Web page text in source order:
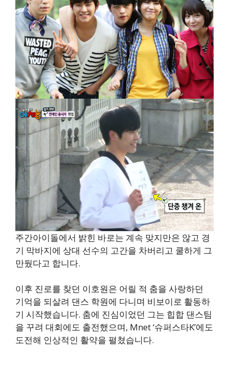
주간아이돌에서 밝힌 바로는 계속 맞지만은 않고 경
기 막바지에 상대 선수의 고간을 차버리고 쿨하게 그
만뒀다고 합니다.
이후 진로를 찾던 이호원은 어릴 적 춤을 사랑하던
기억을 되살려 댄스 학원에 다니며 비보이로 활동하
기 시작했습니다. 춤에 진심이었던 그는 힙합 댄스팀
을 꾸려 대회에도 출전했으며, Mnet ‘슈퍼스타K’에도
도전해 인상적인 활약을 펼쳤습니다.